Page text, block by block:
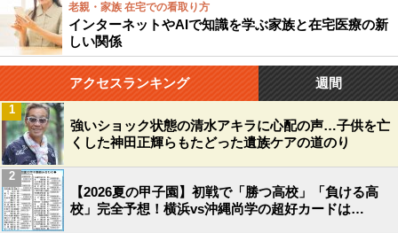
老親・家族 在宅での看取り方
インターネットやAIで知識を学ぶ家族と在宅医療の新
しい関係
アクセスランキング 週間
強いショック状態の清水アキラに心配の声…子供を亡
くした神田正輝らもたどった遺族ケアの道のり
1
【2026夏の甲子園】初戦で「勝つ高校」「負ける高
校」完全予想！横浜vs沖縄尚学の超好カードは…
2